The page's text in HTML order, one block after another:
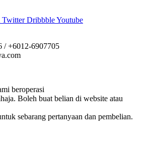
Twitter DribbbleYoutube
/ +6012-6907705
beroperasi
Boleh buat belian di website atau
sebarang pertanyaan dan pembelian.